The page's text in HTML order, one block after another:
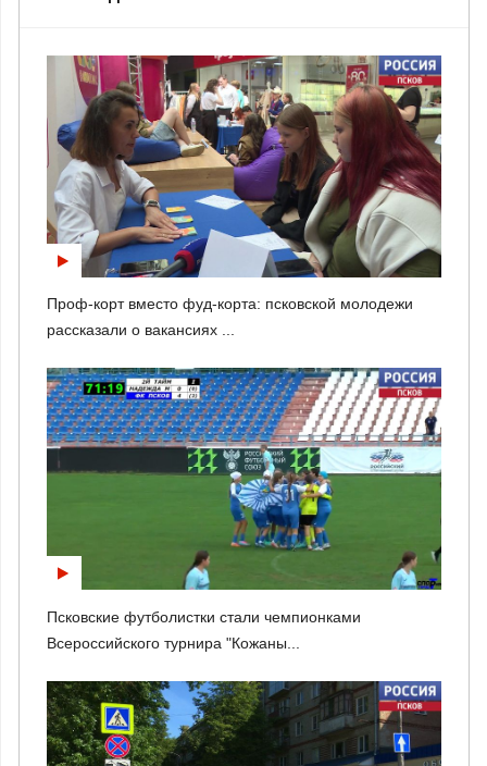
Проф-корт вместо фуд-корта: псковской молодежи
рассказали о вакансиях ...
Псковские футболистки стали чемпионками
Всероссийского турнира "Кожаны...